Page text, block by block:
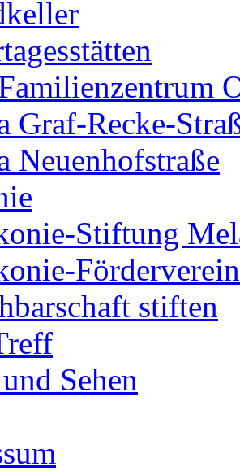
Graf-Recke-
Neuenhofstraße
Stiftung
stiften
Sehen